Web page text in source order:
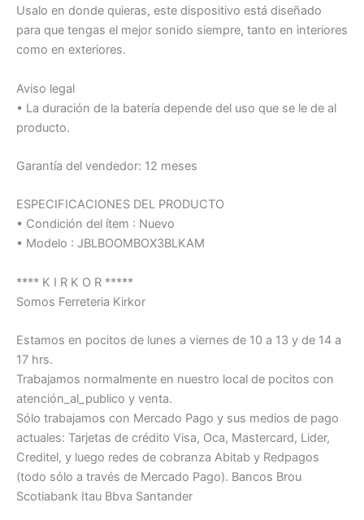
Usalo en donde quieras, este dispositivo está diseñado
para que tengas el mejor sonido siempre, tanto en interiores
como en exteriores.
Aviso legal
• La duración de la batería depende del uso que se le de al
producto.
Garantía del vendedor: 12 meses
ESPECIFICACIONES DEL PRODUCTO
• Condición del ítem : Nuevo
• Modelo : JBLBOOMBOX3BLKAM
**** K I R K O R *****
Somos Ferreteria Kirkor
Estamos en pocitos de lunes a viernes de 10 a 13 y de 14 a
17 hrs.
Trabajamos normalmente en nuestro local de pocitos con
atención_al_publico y venta.
Sólo trabajamos con Mercado Pago y sus medios de pago
actuales: Tarjetas de crédito Visa, Oca, Mastercard, Lider,
Creditel, y luego redes de cobranza Abitab y Redpagos
(todo sólo a través de Mercado Pago). Bancos Brou
Scotiabank Itau Bbva Santander